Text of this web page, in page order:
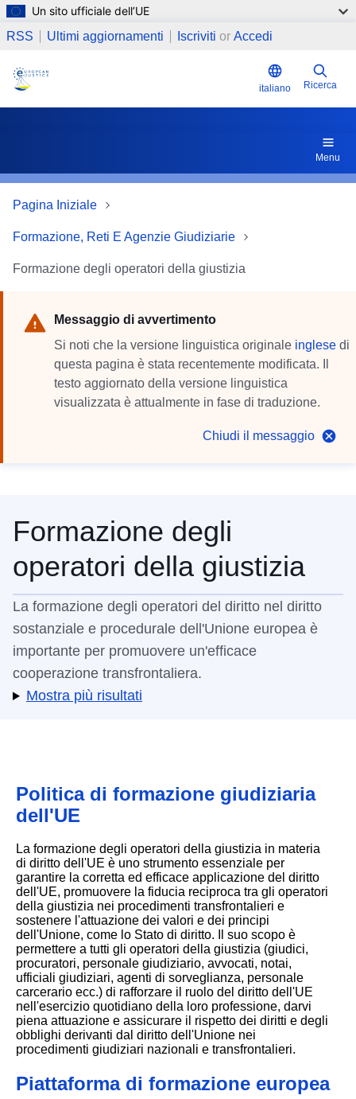
Salta al contenuto principale
Un sito ufficiale dell’UE
RSS Ultimi aggiornamenti Iscriviti or Accedi
italiano Ricerca
Menu
Pagina Iniziale
Formazione, Reti E Agenzie Giudiziarie
Formazione degli operatori della giustizia
Chiudi il messaggio
Messaggio di avvertimento
Si noti che la versione linguistica originale inglese di
questa pagina è stata recentemente modificata. Il
testo aggiornato della versione linguistica
visualizzata è attualmente in fase di traduzione.
Formazione degli
operatori della giustizia
La formazione degli operatori del diritto nel diritto
sostanziale e procedurale dell'Unione europea è
importante per promuovere un'efficace
cooperazione transfrontaliera.
Politica di formazione giudiziaria
dell'UE
La formazione degli operatori della giustizia in materia
di diritto dell'UE è uno strumento essenziale per
garantire la corretta ed efficace applicazione del diritto
dell'UE, promuovere la fiducia reciproca tra gli operatori
della giustizia nei procedimenti transfrontalieri e
sostenere l'attuazione dei valori e dei principi
dell'Unione, come lo Stato di diritto. Il suo scopo è
permettere a tutti gli operatori della giustizia (giudici,
procuratori, personale giudiziario, avvocati, notai,
ufficiali giudiziari, agenti di sorveglianza, personale
carcerario ecc.) di rafforzare il ruolo del diritto dell'UE
nell'esercizio quotidiano della loro professione, darvi
piena attuazione e assicurare il rispetto dei diritti e degli
obblighi derivanti dal diritto dell'Unione nei
procedimenti giudiziari nazionali e transfrontalieri.
Piattaforma di formazione europea